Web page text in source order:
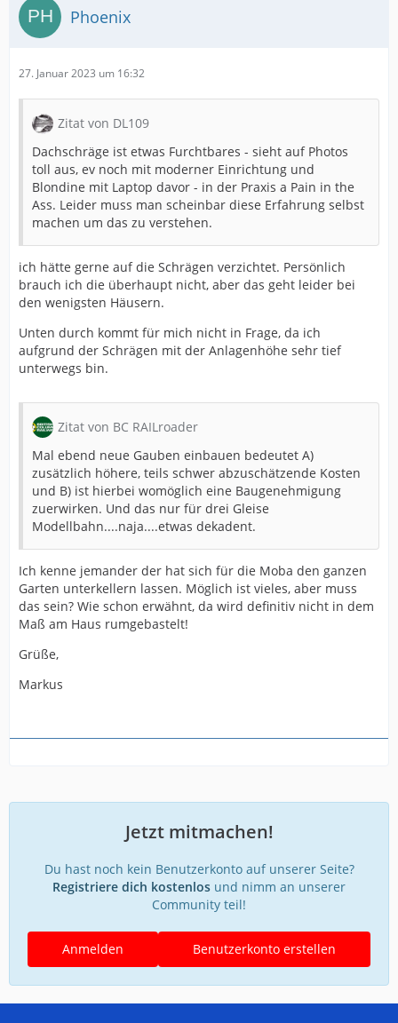
Phoenix
27. Januar 2023 um 16:32
Zitat von DL109
Dachschräge ist etwas Furchtbares - sieht auf Photos
toll aus, ev noch mit moderner Einrichtung und
Blondine mit Laptop davor - in der Praxis a Pain in the
Ass. Leider muss man scheinbar diese Erfahrung selbst
machen um das zu verstehen.
ich hätte gerne auf die Schrägen verzichtet. Persönlich
brauch ich die überhaupt nicht, aber das geht leider bei
den wenigsten Häusern.
Unten durch kommt für mich nicht in Frage, da ich
aufgrund der Schrägen mit der Anlagenhöhe sehr tief
unterwegs bin.
Zitat von BC RAILroader
Mal ebend neue Gauben einbauen bedeutet A)
zusätzlich höhere, teils schwer abzuschätzende Kosten
und B) ist hierbei womöglich eine Baugenehmigung
zuerwirken. Und das nur für drei Gleise
Modellbahn....naja....etwas dekadent.
Ich kenne jemander der hat sich für die Moba den ganzen
Garten unterkellern lassen. Möglich ist vieles, aber muss
das sein? Wie schon erwähnt, da wird definitiv nicht in dem
Maß am Haus rumgebastelt!
Grüße,
Markus
Jetzt mitmachen!
Du hast noch kein Benutzerkonto auf unserer Seite?
Registriere dich kostenlos und nimm an unserer
Community teil!
Benutzerkonto erstellen
Anmelden